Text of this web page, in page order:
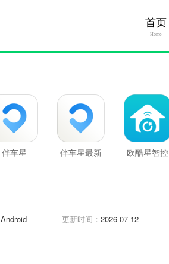
首页
Home
伴车星
伴车星最新
欧酷星智控
Android 更新时间： 2026-07-12